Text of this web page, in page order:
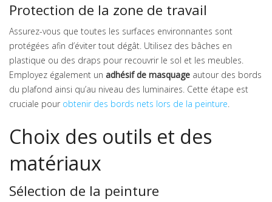
Protection de la zone de travail
Assurez-vous que toutes les surfaces environnantes sont
protégées afin d’éviter tout dégât. Utilisez des bâches en
plastique ou des draps pour recouvrir le sol et les meubles.
Employez également un adhésif de masquage autour des bords
du plafond ainsi qu’au niveau des luminaires. Cette étape est
cruciale pour obtenir des bords nets lors de la peinture.
Choix des outils et des
matériaux
Sélection de la peinture